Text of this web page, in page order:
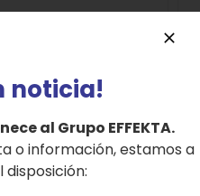
Conversión
noticia!
al Grupo EFFEKTA.
o información, estamos a